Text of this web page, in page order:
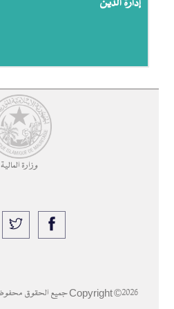
إدارة الدين
وزارة المالية
Copyright ©2026 جميع الحقوق محفوظة |